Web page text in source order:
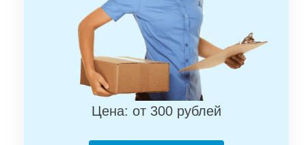
Цена: от 300 рублей